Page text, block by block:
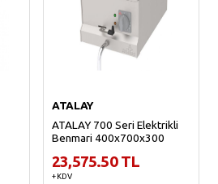
ATALAY
ATALAY 700 Seri Elektrikli
Benmari 400x700x300
23,575.50 TL
+ KDV